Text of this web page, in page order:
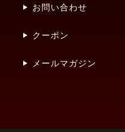
お問い合わせ
クーポン
メールマガジン